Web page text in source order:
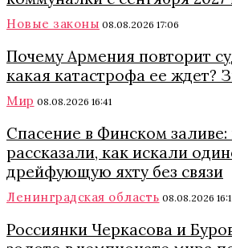
Новые законы 08.08.2026 17:06
Почему Армения повторит
какая катастрофа ее ждет?
Мир 08.08.2026 16:41
Спасение в Финском
рассказали, как искали
дрейфующую яхту без связи
Ленинградская область 08.08.2026
Россиянки Черкасова и